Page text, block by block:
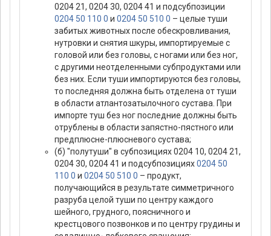
0204 21, 0204 30, 0204 41 и подсубпозиции
0204 50 110 0 и 0204 50 510 0 – целые туши
забитых животных после обескровливания,
нутровки и снятия шкуры, импортируемые с
головой или без головы, с ногами или без ног,
с другими неотделенными субпродуктами или
без них. Если туши импортируются без головы,
то последняя должна быть отделена от туши
в области атлантозатылочного сустава. При
импорте туш без ног последние должны быть
отрублены в области запястно-пястного или
предплюсне-плюсневого сустава;
(б) "полутуши" в субпозициях 0204 10, 0204 21,
0204 30, 0204 41 и подсубпозициях0204 50
110 0 и 0204 50 510 0 – продукт,
получающийся в результате симметричного
разруба целой туши по центру каждого
шейного, грудного, поясничного и
крестцового позвонков и по центру грудины и